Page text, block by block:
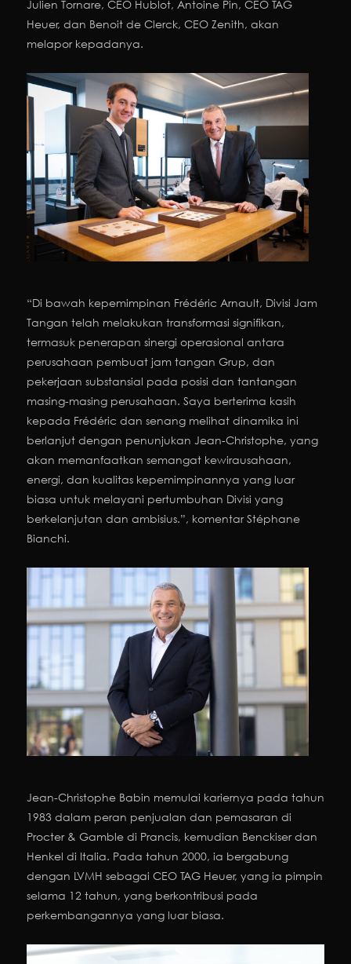
Julien Tornare, CEO Hublot, Antoine Pin, CEO TAG
Heuer, dan Benoit de Clerck, CEO Zenith, akan
melapor kepadanya.
“Di bawah kepemimpinan Frédéric Arnault, Divisi Jam
Tangan telah melakukan transformasi signifikan,
termasuk penerapan sinergi operasional antara
perusahaan pembuat jam tangan Grup, dan
pekerjaan substansial pada posisi dan tantangan
masing-masing perusahaan. Saya berterima kasih
kepada Frédéric dan senang melihat dinamika ini
berlanjut dengan penunjukan Jean-Christophe, yang
akan memanfaatkan semangat kewirausahaan,
energi, dan kualitas kepemimpinannya yang luar
biasa untuk melayani pertumbuhan Divisi yang
berkelanjutan dan ambisius.”, komentar Stéphane
Bianchi.
Jean-Christophe Babin memulai kariernya pada tahun
1983 dalam peran penjualan dan pemasaran di
Procter & Gamble di Prancis, kemudian Benckiser dan
Henkel di Italia. Pada tahun 2000, ia bergabung
dengan LVMH sebagai CEO TAG Heuer, yang ia pimpin
selama 12 tahun, yang berkontribusi pada
perkembangannya yang luar biasa.